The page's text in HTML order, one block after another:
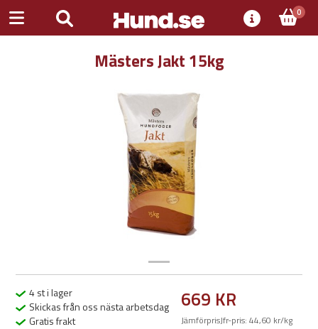
0
Mästers Jakt 15kg
4 st i lager
Skickas från oss nästa arbetsdag
Gratis frakt
669 KR
JämförprisJfr-pris: 44,60 kr/kg